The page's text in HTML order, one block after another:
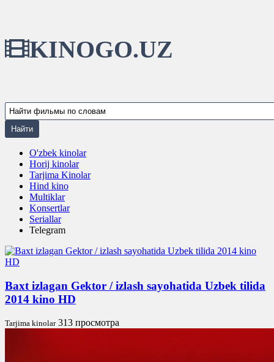
KINOGO.UZ
O'zbek kinolar
Horij kinolar
Tarjima Kinolar
Hind kino
Multiklar
Konsertlar
Seriallar
Telegram
Baxt izlagan Gektor / izlash sayohatida Uzbek tilida
2014 kino HD
Tarjima kinolar 313 просмотра